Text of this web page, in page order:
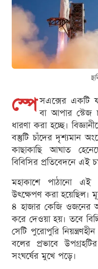
স্পে সএক্সের একটি
বা আপার স্টেজ
ধারণা করা হচ্ছে।
বস্তুটি চাঁদের দৃশ্যমান
কাছাকাছি আঘাত
বিবিসির প্রতিবেদনে এই
মহাকাশে পাঠানো
উৎক্ষেপণ করা হয়েছিল।
৪ হাজার কেজি ওজনের
করে দেওয়া হয়। তবে
সেটি পুরোপুরি
বলের প্রভাবে
সংঘর্ষের মুখে পড়ে।